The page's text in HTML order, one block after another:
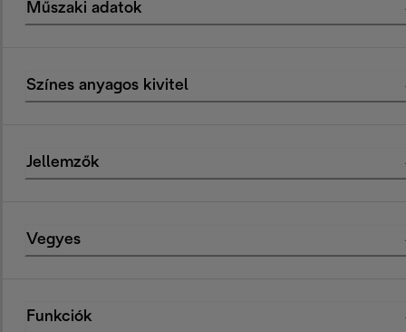
Műszaki adatok
Színes anyagos kivitel
Jellemzők
Vegyes
Funkciók